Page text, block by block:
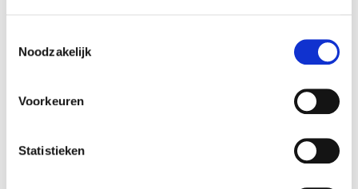
Noodzakelijk
Voorkeuren
Statistieken